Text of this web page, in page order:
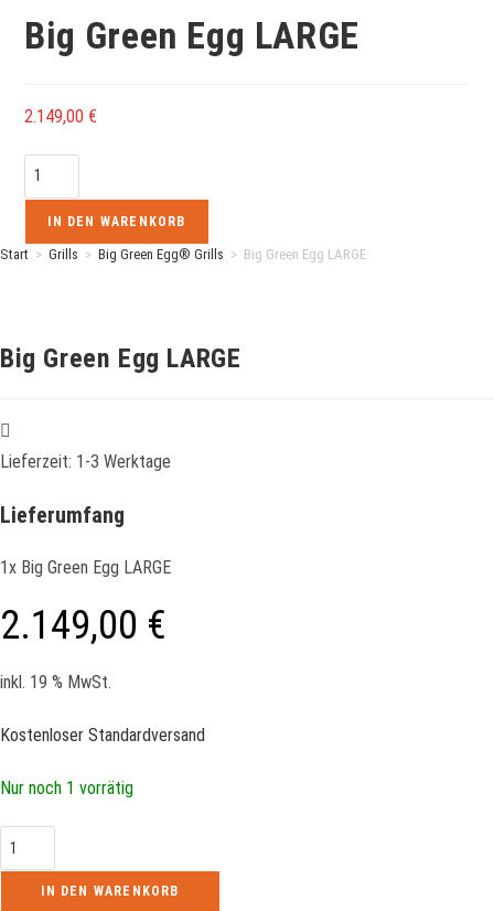
Big Green Egg LARGE
2.149,00 €
Big
Green
LARGE
IN DEN WARENKORB
Start > Grills > Big Green Egg® Grills > Big Green Egg LARGE
Big Green Egg LARGE
Lieferzeit: 1-3 Werktage
Lieferumfang
1x Big Green Egg LARGE
2.149,00 €
inkl. 19 % MwSt.
Kostenloser Standardversand
Nur noch 1 vorrätig
Big
Green
IN DEN WARENKORB